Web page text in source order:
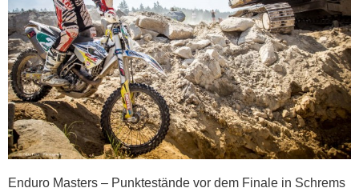
Enduro Masters – Punktestände vor dem Finale in Schrems